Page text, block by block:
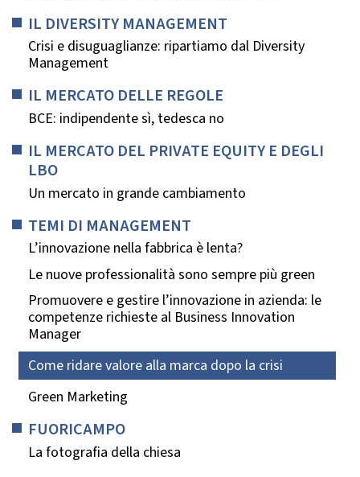
IL DIVERSITY MANAGEMENT
Crisi e disuguaglianze: ripartiamo dal Diversity
Management
IL MERCATO DELLE REGOLE
BCE: indipendente sì, tedesca no
IL MERCATO DEL PRIVATE EQUITY E DEGLI
LBO
Un mercato in grande cambiamento
TEMI DI MANAGEMENT
L’innovazione nella fabbrica è lenta?
Le nuove professionalità sono sempre più green
Promuovere e gestire l’innovazione in azienda: le
competenze richieste al Business Innovation
Manager
Come ridare valore alla marca dopo la crisi
Green Marketing
FUORICAMPO
La fotografia della chiesa